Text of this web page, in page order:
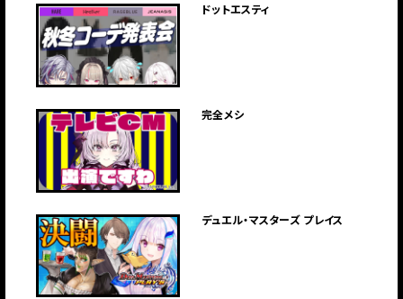
ドットエスティ
完全メシ
デュエル・マスターズ プレイス